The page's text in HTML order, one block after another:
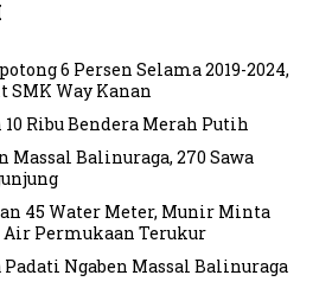
6 Persen Selama 2019-2024,
SMK Way Kanan
Ribu Bendera Merah Putih
Massal Balinuraga, 270 Sawa
45 Water Meter, Munir Minta
Air Permukaan Terukur
Padati Ngaben Massal Balinuraga